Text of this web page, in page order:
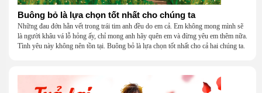
Buông bỏ là lựa chọn tốt nhất cho chúng ta
Những đau đớn hằn vết trong trái tim anh đều do em cả. Em không mong mình sẽ
là người khâu vá lỗ hỏng ấy, chỉ mong anh hãy quên em và đừng yêu em thêm nữa.
Tình yêu này không nên tồn tại. Buông bỏ là lựa chọn tốt nhất cho cả hai chúng ta.